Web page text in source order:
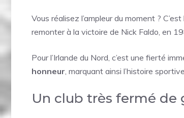
Vous réalisez l’ampleur du moment ? C’est
remonter à la victoire de Nick Faldo, en
Pour l’Irlande du Nord, c’est une fierté
honneur, marquant ainsi l’histoire
Un club très fermé de